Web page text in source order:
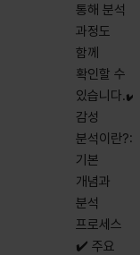
통해 분석
과정도
함께
확인할 수
있습니다.✔️
감성
분석이란?:
기본
개념과
분석
프로세스
✔️ 주요